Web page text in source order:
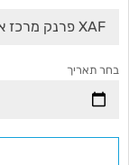
XAF פרנק מרכז אפריקני
בחר תאריך